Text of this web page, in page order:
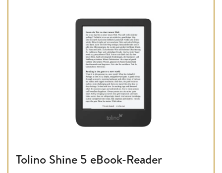
Tolino Shine 5 eBook-Reader